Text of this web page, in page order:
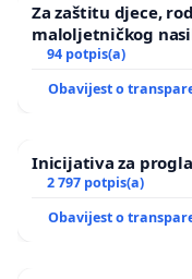
Kada smo dali
biti sigurni da
Za zaštitu djece,
maloljetničkog
94 potpis(a)
Obavijest o
Inicijativa za
2 797 potpis(a)
Obavijest o